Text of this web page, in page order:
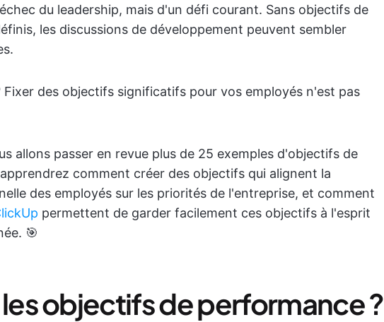
du leadership, mais d'un défi courant. Sans objectifs de
les discussions de développement peuvent sembler
Fixer des objectifs significatifs pour vos employés n'est pas
allons passer en revue plus de 25 exemples d'objectifs de
comment créer des objectifs qui alignent la
des employés sur les priorités de l'entreprise, et comment
permettent de garder facilement ces objectifs à l'esprit
🎯
objectifs de performance ?